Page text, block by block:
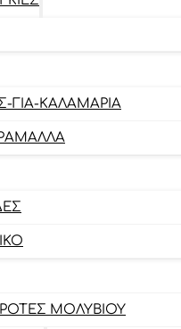
ΓΙΑ-ΚΑΛΑΜΆΡΙΑ
ΜΟΛΥΒΙΟΎ